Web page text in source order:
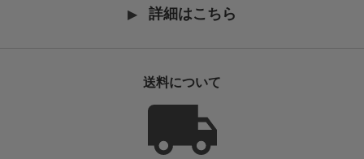
詳細はこちら
送料について